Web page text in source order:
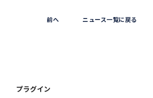
前へ ニュース一覧に戻る
プラグイン